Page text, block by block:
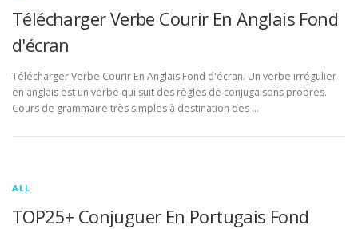
Télécharger Verbe Courir En Anglais Fond
d'écran
Télécharger Verbe Courir En Anglais Fond d'écran. Un verbe irrégulier
en anglais est un verbe qui suit des règles de conjugaisons propres.
Cours de grammaire très simples à destination des …
ALL
TOP25+ Conjuguer En Portugais Fond